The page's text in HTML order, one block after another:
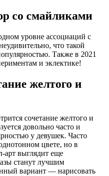
со смайликами
уровне ассоциаций с
что такой
Также в 2021
и эклектике!
желтого и
сочетание желтого и
довольно часто и
у девушек. Часто
цвете, но в
арт выглядит еще
станут лучшим
вариант — нарисовать